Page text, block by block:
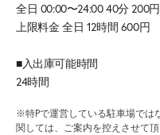
全日 00:00〜24:00 40分 200円
上限料金 全日 12時間 600円
■入出庫可能時間
24時間
※特Pで運営している駐車場では
関しては、ご案内を控えさせて